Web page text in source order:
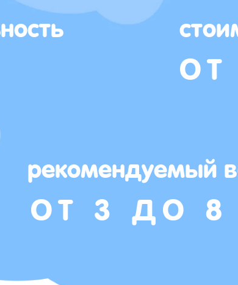
рекомендуемый
ОТ 3 ДО 8